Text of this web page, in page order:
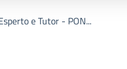
e Tutor - PON...